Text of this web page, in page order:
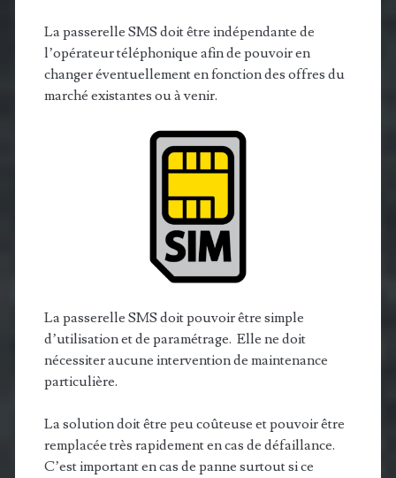
La passerelle SMS doit être indépendante de
l’opérateur téléphonique afin de pouvoir en
changer éventuellement en fonction des offres du
marché existantes ou à venir.
La passerelle SMS doit pouvoir être simple
d’utilisation et de paramétrage. Elle ne doit
nécessiter aucune intervention de maintenance
particulière.
La solution doit être peu coûteuse et pouvoir être
remplacée très rapidement en cas de défaillance.
C’est important en cas de panne surtout si ce